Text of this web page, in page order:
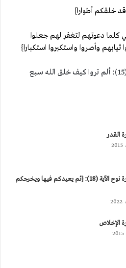
نوح الآية (7): {وإني كلما دعوتهم لتغفر لهم جعلوا
وأصروا واستكبروا استكبارا}
في الآتي إعراب سورة نوح الآية (15): ألم تروا كيف خلق الله سبع
القدر
إعراب سورة نوح الآية (18): {ثم يعيدكم فيها ويخرجكم
الإخلاص